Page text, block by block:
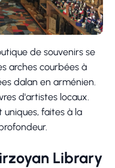
de souvenirs se
arches courbées à
dalan en arménien.
d'artistes locaux.
faites à la
Library